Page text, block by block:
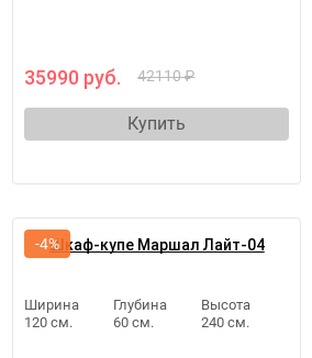
35990 руб. 42110 ₽
Купить
Шкаф-купе Маршал Лайт-04
Ширина
120 см.
Глубина
60 см.
Высота
240 см.
-4%